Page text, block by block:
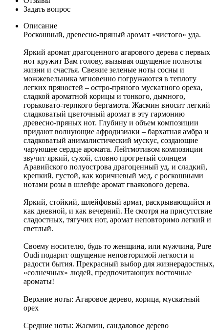
Задать вопрос
Описание
Роскошный, древесно-пряный аромат «чистого» уда.
Яркий аромат драгоценного агарового дерева с первых
нот кружит Вам голову, вызывая ощущение полноты
жизни и счастья. Свежие зеленые ноты сосны и
можжевельника мгновенно погружаются в теплоту
легких пряностей – остро-пряного мускатного ореха,
сладкой ароматной корицы и тонкого, дымного,
горьковато-терпкого бергамота. Жасмин вносит легкий
сладковатый цветочный аромат в эту гармонию
древесно-пряных нот. Глубину и объем композиции
придают волнующие афродизиаки – бархатная амбра и
сладковатый анималистический мускус, создающие
чарующее сердце аромата. Лейтмотивом композиции
звучит яркий, сухой, словно прогретый солнцем
Аравийского полуострова драгоценный уд, и сладкий,
крепкий, густой, как коричневый мед, с роскошными
нотами розы в шлейфе аромат гваякового дерева.
Яркий, стойкий, шлейфовый армат, раскрывающийся и
как дневной, и как вечерний. Не смотря на присутствие
сладостных, тягучих нот, аромат неповторимо легкий и
светлый.
Своему носителю, будь то женщина, или мужчина, Pure
Oudi подарит ощущение неповторимой легкости и
радости бытия. Прекрасный выбор для жизнерадостных,
«солнечных» людей, предпочитающих восточные
ароматы!
Верхние ноты: Агаровое дерево, корица, мускатный
орех
Средние ноты: Жасмин, сандаловое дерево